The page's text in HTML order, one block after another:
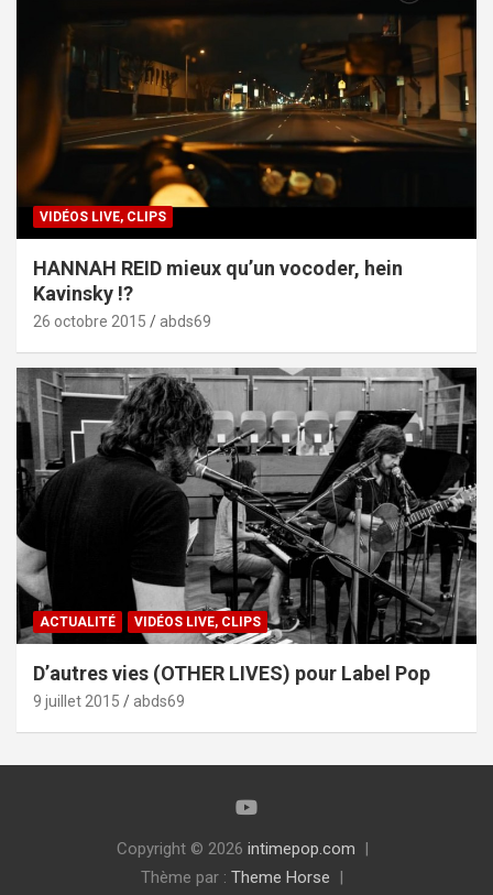
VIDÉOS LIVE, CLIPS
HANNAH REID mieux qu’un vocoder, hein
Kavinsky !?
26 octobre 2015 abds69
ACTUALITÉ VIDÉOS LIVE, CLIPS
D’autres vies (OTHER LIVES) pour Label Pop
9 juillet 2015 abds69
Copyright © 2026 intimepop.com
Thème par : Theme Horse